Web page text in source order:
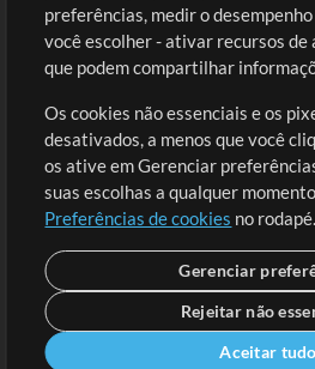
Conteúdo Grátis
Solicite uma Música
Extras
Sessões
Envie seu conteúdo
Playlist
MT Conference
Ir ao
preferências, medir o
você escolher - ativar recursos
que podem compartilhar
Os cookies não essenciais e os
desativados, a menos que você
os ative em Gerenciar
suas escolhas a qualquer
Preferências de cookies no rodapé.
Gerenciar
Rejeitar não
Aceitar tudo